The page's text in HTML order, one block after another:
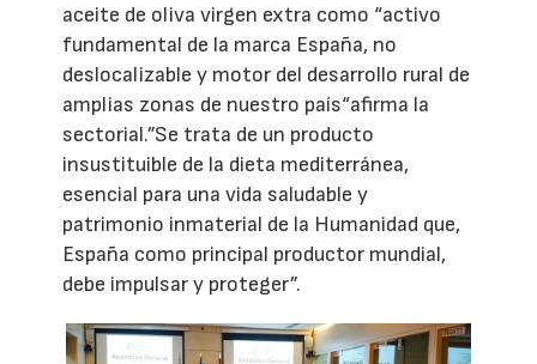
aceite de oliva virgen extra como “activo
fundamental de la marca España, no
deslocalizable y motor del desarrollo rural de
amplias zonas de nuestro país“afirma la
sectorial.”Se trata de un producto
insustituible de la dieta mediterránea,
esencial para una vida saludable y
patrimonio inmaterial de la Humanidad que,
España como principal productor mundial,
debe impulsar y proteger”.